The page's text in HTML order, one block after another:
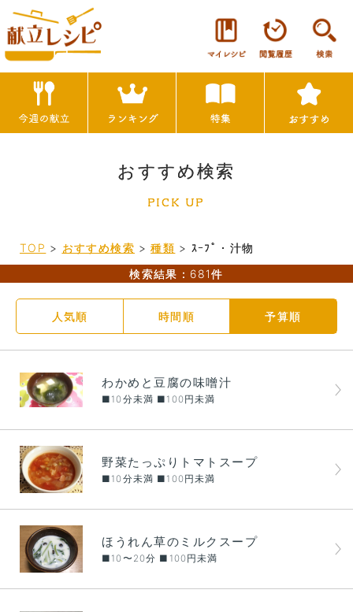
おすすめ検索
PICK UP
TOP > おすすめ検索 > 種類 > ｽｰﾌﾟ・汁物
検索結果：681件
人気順 時間順 予算順
わかめと豆腐の味噌汁
■10分未満 ■100円未満
野菜たっぷりトマトスープ
■10分未満 ■100円未満
ほうれん草のミルクスープ
■10〜20分 ■100円未満